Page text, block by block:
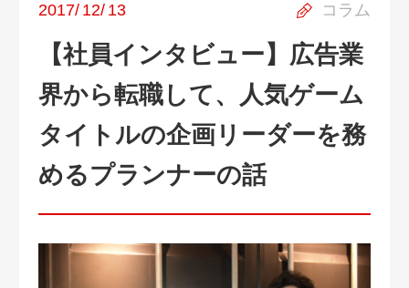
コラム
2017/ 12/ 13
【社員インタビュー】広告業
界から転職して、人気ゲーム
タイトルの企画リーダーを務
めるプランナーの話